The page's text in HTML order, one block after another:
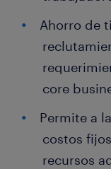
Ahorro de
core
Permite a
costos
recursos